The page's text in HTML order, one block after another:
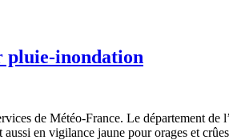
pluie-inondation
de Météo-France. Le département
aussi en vigilance jaune pour orages et